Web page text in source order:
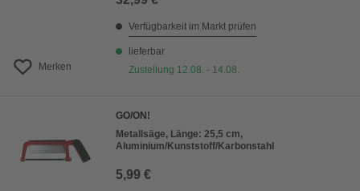
Merken
Verfügbarkeit im Markt prüfen
lieferbar
Zustellung 12.08. - 14.08.
GO/ON!
Metallsäge, Länge: 25,5 cm,
Aluminium/Kunststoff/Karbonstahl
5,99 €